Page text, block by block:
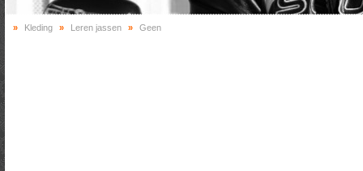
» Kleding » Leren jassen » Geen